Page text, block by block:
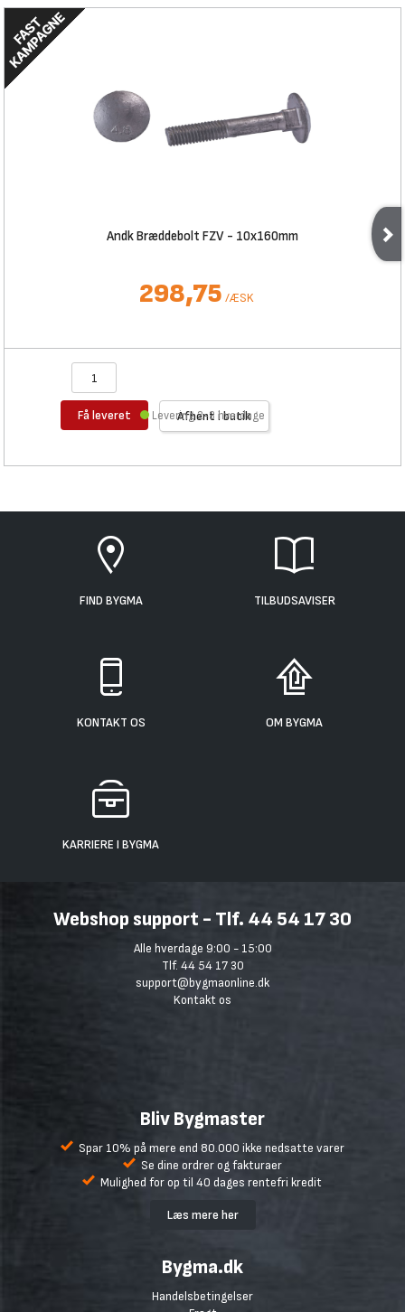
Andk Bræddebolt FZV - 10x160mm
298,75 /ÆSK
Få leveret Afhent i butik
Levering 2-3 hverdage
FIND BYGMA TILBUDSAVISER
KONTAKT OS OM BYGMA
KARRIERE I BYGMA
Webshop support - Tlf. 44 54 17 30
Alle hverdage 9:00 - 15:00
Tlf. 44 54 17 30
support@bygmaonline.dk
Kontakt os
Bliv Bygmaster
Spar 10% på mere end 80.000 ikke nedsatte varer
Se dine ordrer og fakturaer
Mulighed for op til 40 dages rentefri kredit
Læs mere her
Bygma.dk
Handelsbetingelser